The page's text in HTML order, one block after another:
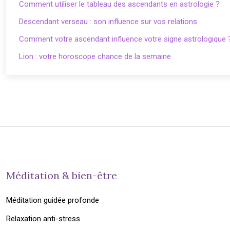
Comment utiliser le tableau des ascendants en astrologie ?
Descendant verseau : son influence sur vos relations
Comment votre ascendant influence votre signe astrologique
Lion : votre horoscope chance de la semaine
Méditation & bien-être
Méditation guidée profonde
Relaxation anti-stress